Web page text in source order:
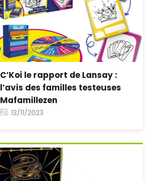
C’Koi le rapport de Lansay :
l’avis des familles testeuses
Mafamillezen
13/11/2023